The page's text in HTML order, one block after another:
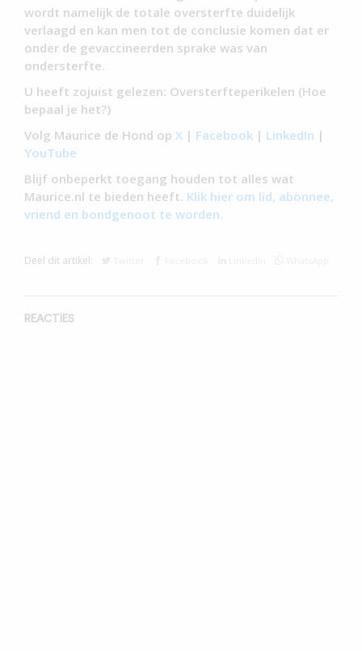
wordt namelijk de totale oversterfte duidelijk
verlaagd en kan men tot de conclusie komen dat er
onder de gevaccineerden sprake was van
ondersterfte.
U heeft zojuist gelezen: Oversterfteperikelen (Hoe
bepaal je het?)
Volg Maurice de Hond op X | Facebook | LinkedIn |
YouTube
Blijf onbeperkt toegang houden tot alles wat
Maurice.nl te bieden heeft. Klik hier om lid, abonnee,
vriend en bondgenoot te worden.
Deel dit artikel:
REACTIES